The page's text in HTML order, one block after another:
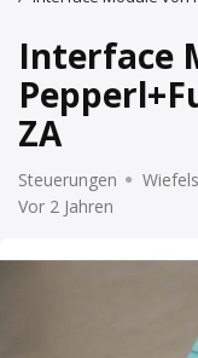
Interface
ZA
Steuerungen
Vor 2 Jahren